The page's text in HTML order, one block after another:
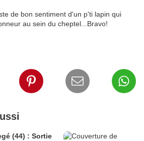
de bon sentiment d'un p'ti lapin qui
au sein du cheptel...Bravo!
(44) : Sortie